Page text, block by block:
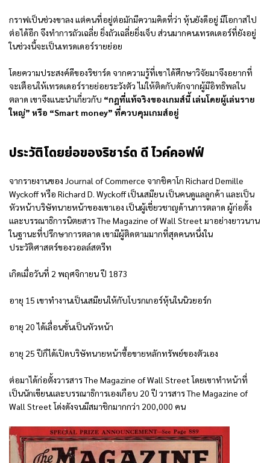
กราฟเป็นช่วงขาลง แต่คนที่อยู่ต่อมักมีความคิดที่ว่า หุ้นยังดีอยู่ มีโอกาสไป
ต่อได้อีก จึงทำการถัวเฉลี่ย ยิ่งถัวเฉลี่ยยิ่งเจ็บ ส่วนมากคนเทรดเดอร์ที่ยังอยู่
ในช่วงนี้จะเป็นเทรดเดอร์รายย่อย
โดยความประสงค์ดีของริชาร์ด จากความรู้ที่เขาได้ศึกษาวิจัยมาจึงอยากที่
จะเตือนให้เทรดเดอร์รายย่อยระวังตัว ไม่ให้ติดกับดักจากผู้มีอิทธิพลใน
ตลาด เขาจึงแนะนำเกี่ยวกับ “กฎที่แท้จริงของเกมส์นี้ เล่นโดยผู้เล่นราย
ใหญ่” หรือ “Smart money” ที่ควบคุมเกมส์อยู่
ประวัติโดยย่อของริชาร์ด ดี ไวค์คอฟฟ์
จากรายงานของ Journal of Commerce จากชิคาโก Richard Demille
Wyckoff หรือ Richard D. Wyckoff เป็นเสมียน เป็นคนดูแลลูกค้า และเป็น
หัวหน้าบริษัทนายหน้าของเขาเอง เป็นผู้เชี่ยวชาญด้านการตลาด ผู้ก่อตั้ง
และบรรณาธิการนิตยสาร The Magazine of Wall Street มาอย่างยาวนาน
ในฐานะที่ปรึกษาการตลาด เขามีผู้ติดตามมากที่สุดคนหนึ่งใน
ประวัติศาสตร์ของวอลล์สตรีท
เกิดเมื่อวันที่ 2 พฤศจิกายน ปี 1873
อายุ 15 เขาทำงานเป็นเสมียนให้กับโบรกเกอร์หุ้นในนิวยอร์ก
อายุ 20 ได้เลื่อนขั้นเป็นหัวหน้า
อายุ 25 ปีก็ได้เปิดบริษัทนายหน้าซื้อขายหลักทรัพย์ของตัวเอง
ต่อมาได้ก่อตั้งวารสาร The Magazine of Wall Street โดยเขาทำหน้าที่
เป็นนักเขียนและบรรณาธิการเองเกือบ 20 ปี วารสาร The Magazine of
Wall Street โด่งดังจนมีสมาชิกมากกว่า 200,000 คน